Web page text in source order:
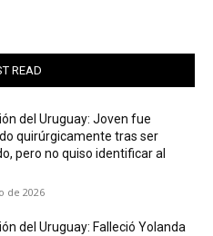
READ
del Uruguay: Joven fue
quirúrgicamente tras ser
pero no quiso identificar al
de 2026
del Uruguay: Falleció Yolanda